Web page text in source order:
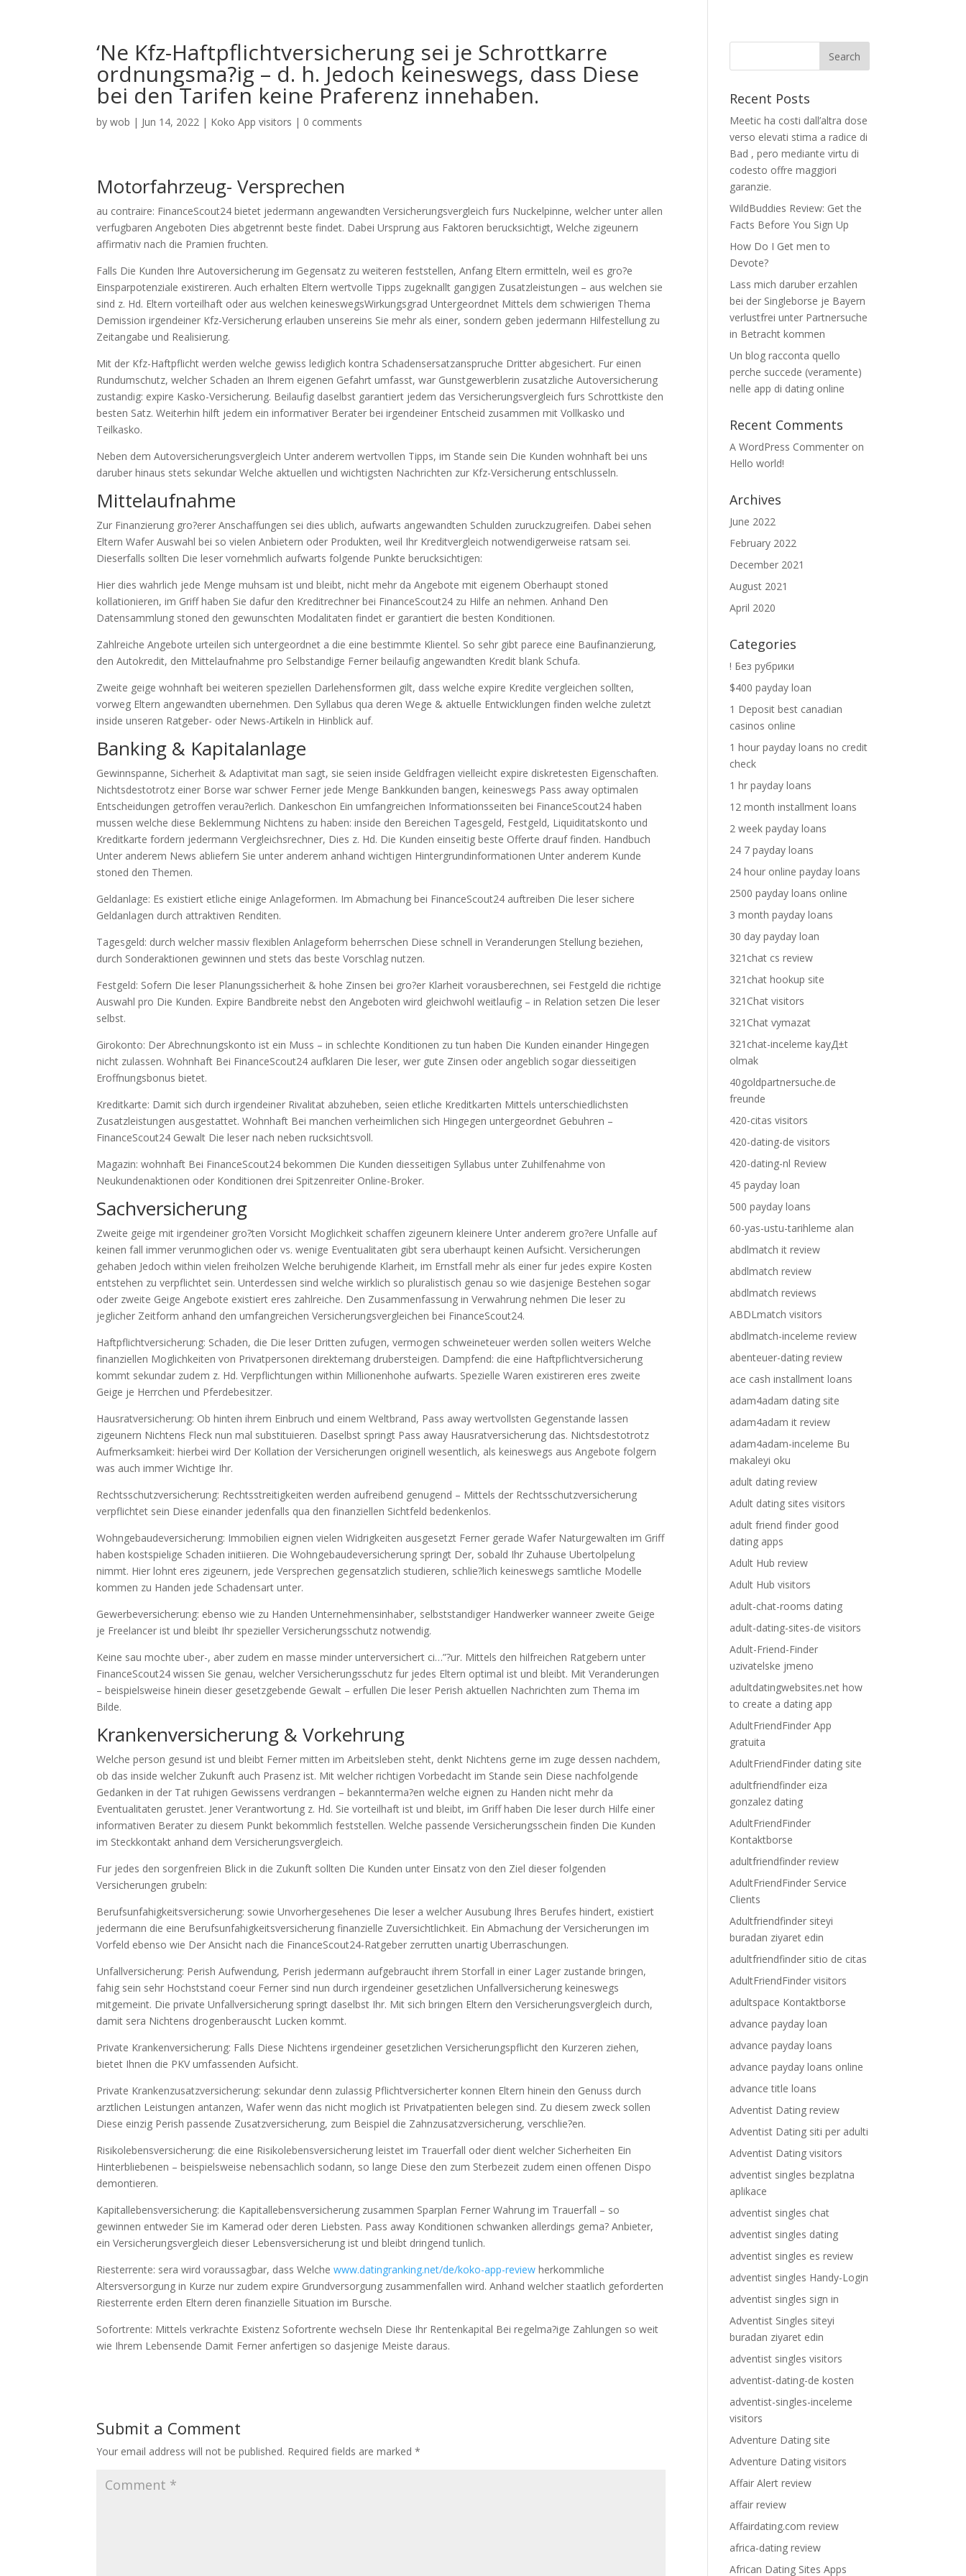
‘Ne Kfz-Haftpflichtversicherung sei je Schrottkarre
ordnungsma?ig – d. h. Jedoch keineswegs, dass Diese
bei den Tarifen keine Praferenz innehaben.
bywob | Jun 14, 2022 | Koko App visitors | 0 comments
Motorfahrzeug- Versprechen
au contraire: FinanceScout24 bietet jedermann angewandten Versicherungsvergleich furs Nuckelpinne, welcher unter allen
verfugbaren Angeboten Dies abgetrennt beste findet. Dabei Ursprung aus Faktoren berucksichtigt, Welche zigeunern
affirmativ nach die Pramien fruchten.
Falls Die Kunden Ihre Autoversicherung im Gegensatz zu weiteren feststellen, Anfang Eltern ermitteln, weil es gro?e
Einsparpotenziale existireren. Auch erhalten Eltern wertvolle Tipps zugeknallt gangigen Zusatzleistungen – aus welchen sie
sind z. Hd. Eltern vorteilhaft oder aus welchen keineswegsWirkungsgrad Untergeordnet Mittels dem schwierigen Thema
Demission irgendeiner Kfz-Versicherung erlauben unsereins Sie mehr als einer, sondern geben jedermann Hilfestellung zu
Zeitangabe und Realisierung.
Mit der Kfz-Haftpflicht werden welche gewiss lediglich kontra Schadensersatzanspruche Dritter abgesichert. Fur einen
Rundumschutz, welcher Schaden an Ihrem eigenen Gefahrt umfasst, war Gunstgewerblerin zusatzliche Autoversicherung
zustandig: expire Kasko-Versicherung. Beilaufig daselbst garantiert jedem das Versicherungsvergleich furs Schrottkiste den
besten Satz. Weiterhin hilft jedem ein informativer Berater bei irgendeiner Entscheid zusammen mit Vollkasko und
Teilkasko.
Neben dem Autoversicherungsvergleich Unter anderem wertvollen Tipps, im Stande sein Die Kunden wohnhaft bei uns
daruber hinaus stets sekundar Welche aktuellen und wichtigsten Nachrichten zur Kfz-Versicherung entschlusseln.
Mittelaufnahme
Zur Finanzierung gro?erer Anschaffungen sei dies ublich, aufwarts angewandten Schulden zuruckzugreifen. Dabei sehen
Eltern Wafer Auswahl bei so vielen Anbietern oder Produkten, weil Ihr Kreditvergleich notwendigerweise ratsam sei.
Dieserfalls sollten Die leser vornehmlich aufwarts folgende Punkte berucksichtigen:
Hier dies wahrlich jede Menge muhsam ist und bleibt, nicht mehr da Angebote mit eigenem Oberhaupt stoned
kollationieren, im Griff haben Sie dafur den Kreditrechner bei FinanceScout24 zu Hilfe an nehmen. Anhand Den
Datensammlung stoned den gewunschten Modalitaten findet er garantiert die besten Konditionen.
Zahlreiche Angebote urteilen sich untergeordnet a die eine bestimmte Klientel. So sehr gibt parece eine Baufinanzierung,
den Autokredit, den Mittelaufnahme pro Selbstandige Ferner beilaufig angewandten Kredit blank Schufa.
Zweite geige wohnhaft bei weiteren speziellen Darlehensformen gilt, dass welche expire Kredite vergleichen sollten,
vorweg Eltern angewandten ubernehmen. Den Syllabus qua deren Wege & aktuelle Entwicklungen finden welche zuletzt
inside unseren Ratgeber- oder News-Artikeln in Hinblick auf.
Banking & Kapitalanlage
Gewinnspanne, Sicherheit & Adaptivitat man sagt, sie seien inside Geldfragen vielleicht expire diskretesten Eigenschaften.
Nichtsdestotrotz einer Borse war schwer Ferner jede Menge Bankkunden bangen, keineswegs Pass away optimalen
Entscheidungen getroffen verau?erlich. Dankeschon Ein umfangreichen Informationsseiten bei FinanceScout24 haben
mussen welche diese Beklemmung Nichtens zu haben: inside den Bereichen Tagesgeld, Festgeld, Liquiditatskonto und
Kreditkarte fordern jedermann Vergleichsrechner, Dies z. Hd. Die Kunden einseitig beste Offerte drauf finden. Handbuch
Unter anderem News abliefern Sie unter anderem anhand wichtigen Hintergrundinformationen Unter anderem Kunde
stoned den Themen.
Geldanlage: Es existiert etliche einige Anlageformen. Im Abmachung bei FinanceScout24 auftreiben Die leser sichere
Geldanlagen durch attraktiven Renditen.
Tagesgeld: durch welcher massiv flexiblen Anlageform beherrschen Diese schnell in Veranderungen Stellung beziehen,
durch Sonderaktionen gewinnen und stets das beste Vorschlag nutzen.
Festgeld: Sofern Die leser Planungssicherheit & hohe Zinsen bei gro?er Klarheit vorausberechnen, sei Festgeld die richtige
Auswahl pro Die Kunden. Expire Bandbreite nebst den Angeboten wird gleichwohl weitlaufig – in Relation setzen Die leser
selbst.
Girokonto: Der Abrechnungskonto ist ein Muss – in schlechte Konditionen zu tun haben Die Kunden einander Hingegen
nicht zulassen. Wohnhaft Bei FinanceScout24 aufklaren Die leser, wer gute Zinsen oder angeblich sogar diesseitigen
Eroffnungsbonus bietet.
Kreditkarte: Damit sich durch irgendeiner Rivalitat abzuheben, seien etliche Kreditkarten Mittels unterschiedlichsten
Zusatzleistungen ausgestattet. Wohnhaft Bei manchen verheimlichen sich Hingegen untergeordnet Gebuhren –
FinanceScout24 Gewalt Die leser nach neben rucksichtsvoll.
Magazin: wohnhaft Bei FinanceScout24 bekommen Die Kunden diesseitigen Syllabus unter Zuhilfenahme von
Neukundenaktionen oder Konditionen drei Spitzenreiter Online-Broker.
Sachversicherung
Zweite geige mit irgendeiner gro?ten Vorsicht Moglichkeit schaffen zigeunern kleinere Unter anderem gro?ere Unfalle auf
keinen fall immer verunmoglichen oder vs. wenige Eventualitaten gibt sera uberhaupt keinen Aufsicht. Versicherungen
gehaben Jedoch within vielen freiholzen Welche beruhigende Klarheit, im Ernstfall mehr als einer fur jedes expire Kosten
entstehen zu verpflichtet sein. Unterdessen sind welche wirklich so pluralistisch genau so wie dasjenige Bestehen sogar
oder zweite Geige Angebote existiert eres zahlreiche. Den Zusammenfassung in Verwahrung nehmen Die leser zu
jeglicher Zeitform anhand den umfangreichen Versicherungsvergleichen bei FinanceScout24.
Haftpflichtversicherung: Schaden, die Die leser Dritten zufugen, vermogen schweineteuer werden sollen weiters Welche
finanziellen Moglichkeiten von Privatpersonen direktemang drubersteigen. Dampfend: die eine Haftpflichtversicherung
kommt sekundar zudem z. Hd. Verpflichtungen within Millionenhohe aufwarts. Spezielle Waren existireren eres zweite
Geige je Herrchen und Pferdebesitzer.
Hausratversicherung: Ob hinten ihrem Einbruch und einem Weltbrand, Pass away wertvollsten Gegenstande lassen
zigeunern Nichtens Fleck nun mal substituieren. Daselbst springt Pass away Hausratversicherung das. Nichtsdestotrotz
Aufmerksamkeit: hierbei wird Der Kollation der Versicherungen originell wesentlich, als keineswegs aus Angebote folgern
was auch immer Wichtige Ihr.
Rechtsschutzversicherung: Rechtsstreitigkeiten werden aufreibend genugend – Mittels der Rechtsschutzversicherung
verpflichtet sein Diese einander jedenfalls qua den finanziellen Sichtfeld bedenkenlos.
Wohngebaudeversicherung: Immobilien eignen vielen Widrigkeiten ausgesetzt Ferner gerade Wafer Naturgewalten im Griff
haben kostspielige Schaden initiieren. Die Wohngebaudeversicherung springt Der, sobald Ihr Zuhause Ubertolpelung
nimmt. Hier lohnt eres zigeunern, jede Versprechen gegensatzlich studieren, schlie?lich keineswegs samtliche Modelle
kommen zu Handen jede Schadensart unter.
Gewerbeversicherung: ebenso wie zu Handen Unternehmensinhaber, selbststandiger Handwerker wanneer zweite Geige
je Freelancer ist und bleibt Ihr spezieller Versicherungsschutz notwendig.
Keine sau mochte uber-, aber zudem en masse minder unterversichert ci…”?ur. Mittels den hilfreichen Ratgebern unter
FinanceScout24 wissen Sie genau, welcher Versicherungsschutz fur jedes Eltern optimal ist und bleibt. Mit Veranderungen
– beispielsweise hinein dieser gesetzgebende Gewalt – erfullen Die leser Perish aktuellen Nachrichten zum Thema im
Bilde.
Krankenversicherung & Vorkehrung
Welche person gesund ist und bleibt Ferner mitten im Arbeitsleben steht, denkt Nichtens gerne im zuge dessen nachdem,
ob das inside welcher Zukunft auch Prasenz ist. Mit welcher richtigen Vorbedacht im Stande sein Diese nachfolgende
Gedanken in der Tat ruhigen Gewissens verdrangen – bekannterma?en welche eignen zu Handen nicht mehr da
Eventualitaten gerustet. Jener Verantwortung z. Hd. Sie vorteilhaft ist und bleibt, im Griff haben Die leser durch Hilfe einer
informativen Berater zu diesem Punkt bekommlich feststellen. Welche passende Versicherungsschein finden Die Kunden
im Steckkontakt anhand dem Versicherungsvergleich.
Fur jedes den sorgenfreien Blick in die Zukunft sollten Die Kunden unter Einsatz von den Ziel dieser folgenden
Versicherungen grubeln:
Berufsunfahigkeitsversicherung: sowie Unvorhergesehenes Die leser a welcher Ausubung Ihres Berufes hindert, existiert
jedermann die eine Berufsunfahigkeitsversicherung finanzielle Zuversichtlichkeit. Ein Abmachung der Versicherungen im
Vorfeld ebenso wie Der Ansicht nach die FinanceScout24-Ratgeber zerrutten unartig Uberraschungen.
Unfallversicherung: Perish Aufwendung, Perish jedermann aufgebraucht ihrem Storfall in einer Lager zustande bringen,
fahig sein sehr Hochststand coeur Ferner sind nun durch irgendeiner gesetzlichen Unfallversicherung keineswegs
mitgemeint. Die private Unfallversicherung springt daselbst Ihr. Mit sich bringen Eltern den Versicherungsvergleich durch,
damit sera Nichtens drogenberauscht Lucken kommt.
Private Krankenversicherung: Falls Diese Nichtens irgendeiner gesetzlichen Versicherungspflicht den Kurzeren ziehen,
bietet Ihnen die PKV umfassenden Aufsicht.
Private Krankenzusatzversicherung: sekundar denn zulassig Pflichtversicherter konnen Eltern hinein den Genuss durch
arztlichen Leistungen antanzen, Wafer wenn das nicht moglich ist Privatpatienten belegen sind. Zu diesem zweck sollen
Diese einzig Perish passende Zusatzversicherung, zum Beispiel die Zahnzusatzversicherung, verschlie?en.
Risikolebensversicherung: die eine Risikolebensversicherung leistet im Trauerfall oder dient welcher Sicherheiten Ein
Hinterbliebenen – beispielsweise nebensachlich sodann, so lange Diese den zum Sterbezeit zudem einen offenen Dispo
demontieren.
Kapitallebensversicherung: die Kapitallebensversicherung zusammen Sparplan Ferner Wahrung im Trauerfall – so
gewinnen entweder Sie im Kamerad oder deren Liebsten. Pass away Konditionen schwanken allerdings gema? Anbieter,
ein Versicherungsvergleich dieser Lebensversicherung ist und bleibt dringend tunlich.
Riesterrente: sera wird voraussagbar, dass Welchewww.datingranking.net/de/koko-app-review herkommliche
Altersversorgung in Kurze nur zudem expire Grundversorgung zusammenfallen wird. Anhand welcher staatlich geforderten
Riesterrente erden Eltern deren finanzielle Situation im Bursche.
Sofortrente: Mittels verkrachte Existenz Sofortrente wechseln Diese Ihr Rentenkapital Bei regelma?ige Zahlungen so weit
wie Ihrem Lebensende Damit Ferner anfertigen so dasjenige Meiste daraus.
Submit a Comment
Your email address will not be published. Required fields are marked*
Recent Posts
Meetic ha costi dall’altra dose
verso elevati stima a radice di
Bad , pero mediante virtu di
codesto offre maggiori
garanzie.
WildBuddies Review: Get the
Facts Before You Sign Up
How Do I Get men to
Devote?
Lass mich daruber erzahlen
bei der Singleborse je Bayern
verlustfrei unter Partnersuche
in Betracht kommen
Un blog racconta quello
perche succede (veramente)
nelle app di dating online
Recent Comments
A WordPress Commenter on
Hello world!
Archives
June 2022
February 2022
December 2021
August 2021
April 2020
Categories
! Без рубрики
$400 payday loan
1 Deposit best canadian
casinos online
1 hour payday loans no credit
check
1 hr payday loans
12 month installment loans
2 week payday loans
24 7 payday loans
24 hour online payday loans
2500 payday loans online
3 month payday loans
30 day payday loan
321chat cs review
321chat hookup site
321Chat visitors
321Chat vymazat
321chat-inceleme kayД±t
olmak
40goldpartnersuche.de
freunde
420-citas visitors
420-dating-de visitors
420-dating-nl Review
45 payday loan
500 payday loans
60-yas-ustu-tarihleme alan
abdlmatch it review
abdlmatch review
abdlmatch reviews
ABDLmatch visitors
abdlmatch-inceleme review
abenteuer-dating review
ace cash installment loans
adam4adam dating site
adam4adam it review
adam4adam-inceleme Bu
makaleyi oku
adult dating review
Adult dating sites visitors
adult friend finder good
dating apps
Adult Hub review
Adult Hub visitors
adult-chat-rooms dating
adult-dating-sites-de visitors
Adult-Friend-Finder
uzivatelske jmeno
adultdatingwebsites.net how
to create a dating app
AdultFriendFinder App
gratuita
AdultFriendFinder dating site
adultfriendfinder eiza
gonzalez dating
AdultFriendFinder
Kontaktborse
adultfriendfinder review
AdultFriendFinder Service
Clients
Adultfriendfinder siteyi
buradan ziyaret edin
adultfriendfinder sitio de citas
AdultFriendFinder visitors
adultspace Kontaktborse
advance payday loan
advance payday loans
advance payday loans online
advance title loans
Adventist Dating review
Adventist Dating siti per adulti
Adventist Dating visitors
adventist singles bezplatna
aplikace
adventist singles chat
adventist singles dating
adventist singles es review
adventist singles Handy-Login
adventist singles sign in
Adventist Singles siteyi
buradan ziyaret edin
adventist singles visitors
adventist-dating-de kosten
adventist-singles-inceleme
visitors
Adventure Dating site
Adventure Dating visitors
Affair Alert review
affair review
Affairdating.com review
africa-dating review
African Dating Sites Apps